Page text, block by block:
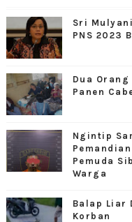
Sri
PNS 2023
Dua
Panen
Ngintip
Pemuda
Warga
Balap Liar
Korban